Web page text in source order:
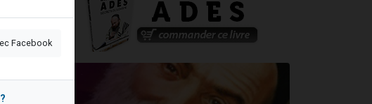
Facebook